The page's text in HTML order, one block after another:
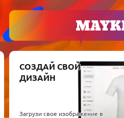
СОЗДАЙ СВОЙ
ДИЗАЙН
Загрузи свое изображение в